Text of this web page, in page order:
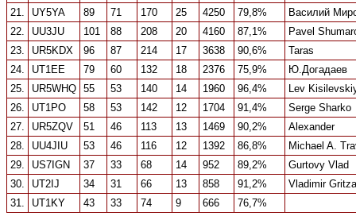
21.
UY5YA 89 71 170 25 4250 79,8%
Василий
22.
UU3JU 101 88 208 20 4160 87,1%
Pavel
23.
UR5KDX 96 87 214 17 3638 90,6%
Taras
24.
UT1EE 79 60 132 18 2376 75,9%
Ю.Догадаев
25.
UR5WHQ 55 53 140 14 1960 96,4%
Lev
26.
UT1PO 58 53 142 12 1704 91,4%
Serge Sharko
27.
UR5ZQV 51 46 113 13 1469 90,2%
Alexander
28.
UU4JIU 53 46 116 12 1392 86,8%
Michael A.
29.
US7IGN 37 33 68 14 952 89,2%
Gurtovy Vlad
30.
UT2IJ 34 31 66 13 858 91,2%
Vladimir
31.
UT1KY 43 33 74 9 666 76,7%